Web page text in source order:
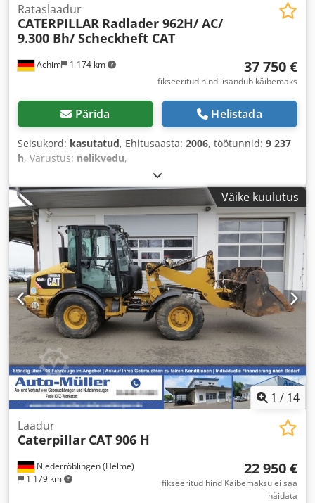
Achim 1 174 km
Rataslaadur
CATERPILLAR Radlader 962H/ AC/
9.300 Bh/ Scheckheft CAT
37 750 €
fikseeritud hind lisandub käibemaks
Pärida Helistada
Seisukord: kasutatud, Ehitusaasta: 2006, töötunnid: 9 237
h, Varustus: nelikvedu,
Väike kuulutus
1 / 14
Niederröblingen (Helme)
1 179 km
Laadur
Caterpillar CAT 906 H
22 950 €
fikseeritud hind Käibemaksu ei saa
näidata